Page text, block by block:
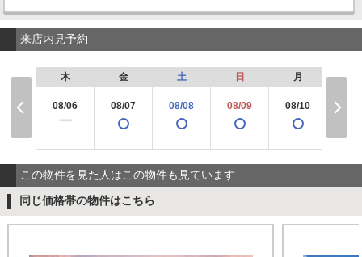
来店内見予約
木
08/06
ー
金
08/07
土
08/08
日
08/09
月
08/10
この物件を見た人はこの物件も見ています
同じ価格帯の物件はこちら